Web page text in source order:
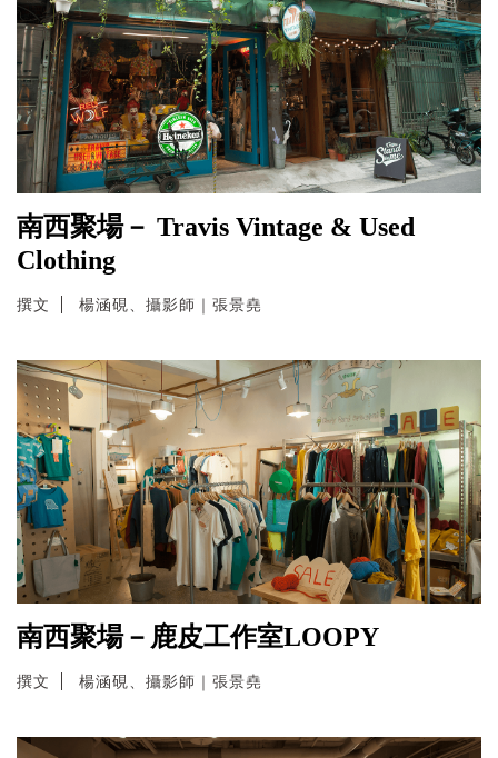
南西聚場－ Travis Vintage & Used
Clothing
撰文 楊涵硯、攝影師｜張景堯
南西聚場－鹿皮工作室LOOPY
撰文 楊涵硯、攝影師｜張景堯